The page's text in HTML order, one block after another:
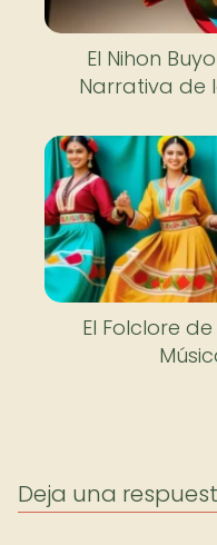
El Nihon
Narrativa de
El Folclore
Deja una